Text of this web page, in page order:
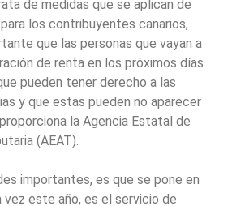
de medidas que se aplican de
los contribuyentes canarios,
que las personas que vayan a
de renta en los próximos días
pueden tener derecho a las
y que estas pueden no aparecer
la Agencia Estatal de
(AEAT).
importantes, es que se pone en
vez este año, es el servicio de